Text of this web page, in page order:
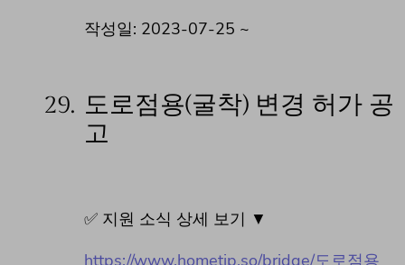
작성일: 2023-07-25 ~
29. 도로점용(굴착) 변경 허가 공
고
✅ 지원 소식 상세 보기 ▼